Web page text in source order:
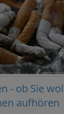
- ob Sie
aufhören